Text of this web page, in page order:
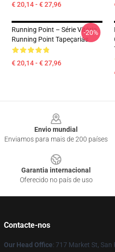
€ 20,14 - € 27,96
Running Point – Série Vitória
Running Point Tapeçarias
€ 20,14 - € 27,96
-20%
Envio mundial
Enviamos para mais de 200 países
Garantia internacional
Oferecido no país de uso
Contacte-nos
Our Head Office: 717 Market St, San